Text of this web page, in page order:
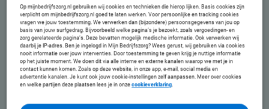
Op mijnbedrijfszorg.nl gebruiken wij cookies en technieken die hierop lijken. Basis cookies zijn
verplicht om mijnbedrijfszorg.nl goed te laten werken. Voor persoonlijke en tracking cookies
vragen we jouw toestemming. We verwerken dan (bijzondere) persoonsgegevens van jou op
basis van jouw surfgedrag. Bijvoorbeeld welke pagina’s je bezoekt, zoals vergoedingen- en
zorg gerelateerde pagina’s. Deze bevatten mogelijk medische informatie. Ook verwerken wij
daarbij je IP-adres. Ben je ingelogd in Mijn Bedrijfszorg? Wees gerust, wij gebruiken via cookies
nooit informatie over jouw interventies. Door toestemming te geven krijg je nuttige informatie
op het juiste moment. We doen dit via alle interne en externe kanalen waarop we met je in
contact kunnen komen. Zoals op deze website, in onze app, e-mail, social media en
advertentie kanalen. Je kunt ook jouw cookie-instellingen zelf aanpassen. Meer over cookies
en welke partijen deze plaatsen lees je in onzecookieverklaring.